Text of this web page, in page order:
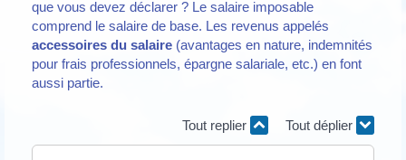
que vous devez déclarer ? Le salaire imposable
comprend le salaire de base. Les revenus appelés
accessoires du salaire (avantages en nature, indemnités
pour frais professionnels, épargne salariale, etc.) en font
aussi partie.
Tout replier Tout déplier